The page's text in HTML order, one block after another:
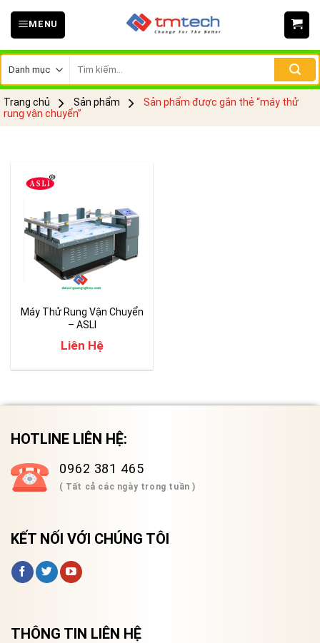
Skip
MENU
kiếm:
Trang chủ Sản phẩm
Sản phẩm được gắn thẻ “máy thử
rung vận chuyển”
Máy Thử Rung Vận Chuyển
– ASLI
Liên Hệ
HOTLINE LIÊN HỆ:
0962 381 465
( Tất cả các ngày trong tuần )
KẾT NỐI VỚI CHÚNG TÔI
THÔNG TIN LIÊN HỆ